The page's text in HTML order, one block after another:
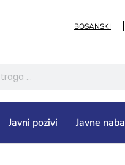
BOSANSKI
Javni pozivi Javne